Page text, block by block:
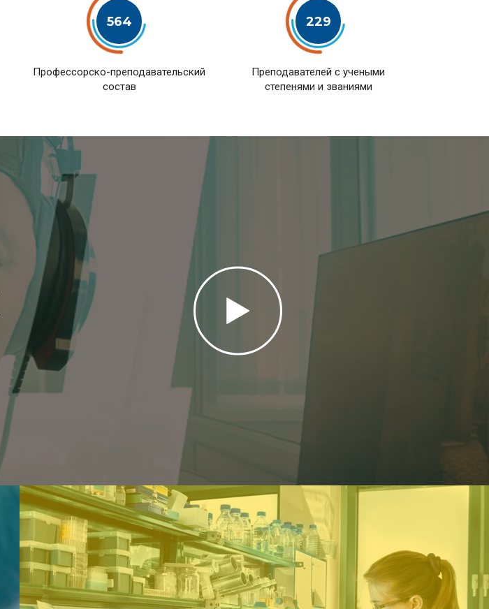
564
Профессорско-преподавательский
состав
229
Преподавателей с учеными
степенями и званиями